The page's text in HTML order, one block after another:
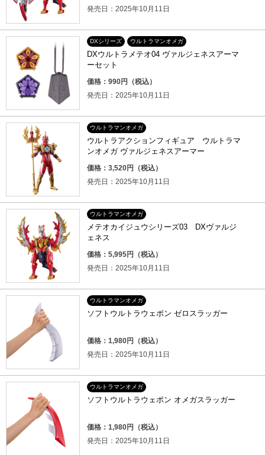
発売日：2025年10月11日
DXシリーズ ウルトラマンオメガ
DXウルトラメテオ04 ヴァルジェネスアーマ
ーセット
価格：990円（税込）
発売日：2025年10月11日
ウルトラマンオメガ
ウルトラアクションフィギュア ウルトラマ
ンオメガ ヴァルジェネスアーマー
価格：3,520円（税込）
発売日：2025年10月11日
ウルトラマンオメガ
メテオカイジュウシリーズ03 DXヴァルジ
ェネス
価格：5,995円（税込）
発売日：2025年10月11日
ウルトラマンオメガ
ソフトウルトラウェポン ゼロスラッガー
価格：1,980円（税込）
発売日：2025年10月11日
ウルトラマンオメガ
ソフトウルトラウェポン オメガスラッガー
価格：1,980円（税込）
発売日：2025年10月11日